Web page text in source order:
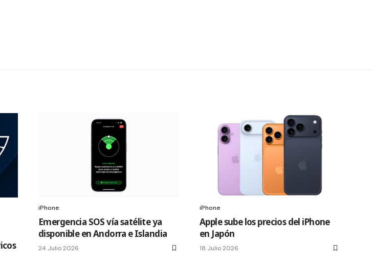
iPhone
Emergencia SOS vía satélite ya
disponible en Andorra e Islandia
24 Julio 2026
iPhone
Apple sube los precios del iPhone
en Japón
18 Julio 2026